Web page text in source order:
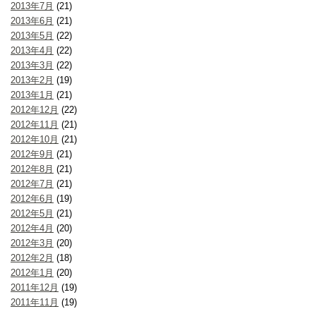
2013年7月 (21)
2013年6月 (21)
2013年5月 (22)
2013年4月 (22)
2013年3月 (22)
2013年2月 (19)
2013年1月 (21)
2012年12月 (22)
2012年11月 (21)
2012年10月 (21)
2012年9月 (21)
2012年8月 (21)
2012年7月 (21)
2012年6月 (19)
2012年5月 (21)
2012年4月 (20)
2012年3月 (20)
2012年2月 (18)
2012年1月 (20)
2011年12月 (19)
2011年11月 (19)